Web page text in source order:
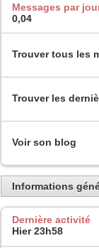
Messages par
0,04
Trouver tous les
Trouver les
Voir son blog
Informations
Dernière activité
Hier23h58